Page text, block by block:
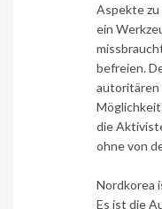
Aspekte zu
ein
befreien.
autoritären
die
ohne von
Nordkorea
Es ist die